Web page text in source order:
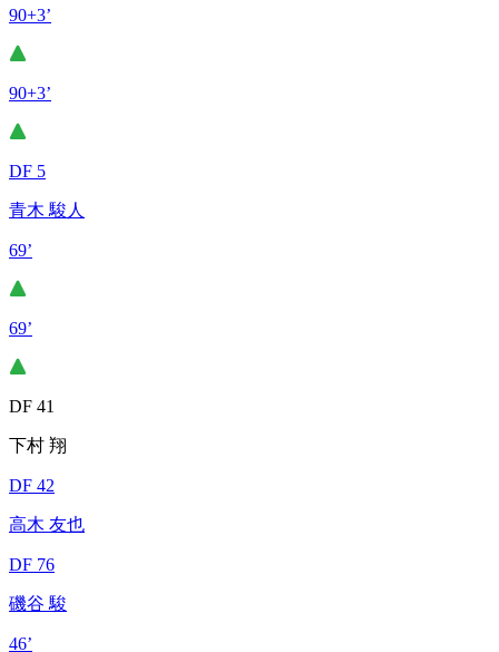
90+3’
90+3’
DF 5
青木 駿人
69’
69’
DF 41
下村 翔
DF 42
高木 友也
DF 76
磯谷 駿
46’